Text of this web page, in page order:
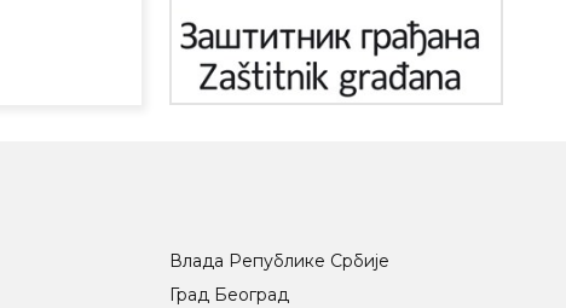
Влада Републике Србије
Град Београд